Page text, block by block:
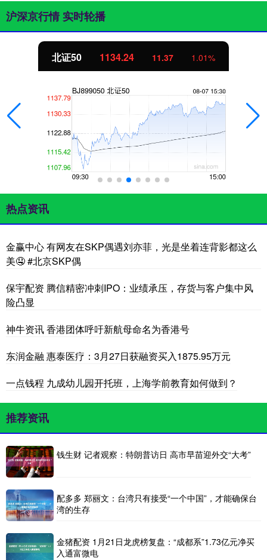
沪深京行情 实时轮播
北证50 1134.24 11.37 1.01%
热点资讯
金赢中心 有网友在SKP偶遇刘亦菲，光是坐着连背影都这么
美🤤 #北京SKP偶
保宇配资 腾信精密冲刺IPO：业绩承压，存货与客户集中风
险凸显
神牛资讯 香港团体呼吁新航母命名为香港号
东润金融 惠泰医疗：3月27日获融资买入1875.95万元
一点钱程 九成幼儿园开托班，上海学前教育如何做到？
推荐资讯
钱生财 记者观察：特朗普访日 高市早苗迎外交“大考”
配多多 郑丽文：台湾只有接受“一个中国”，才能确保台
湾的生存
金猪配资 1月21日龙虎榜复盘：“成都系”1.73亿元净买
入通富微电